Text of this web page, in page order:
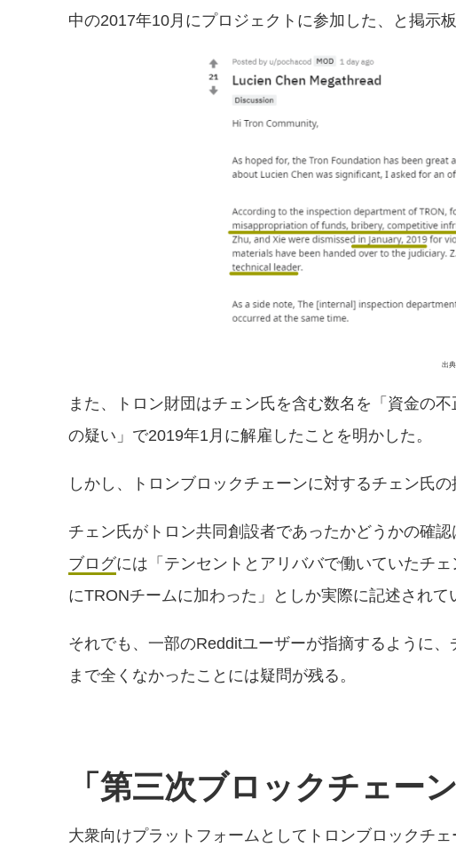
中の2017年10月にプロジェクトに参加した、と掲示板
出
また、トロン財団はチェン氏を含む数名を「資金の
の疑い」で2019年1月に解雇したことを明かした。
しかし、トロンブロックチェーンに対するチェン氏
チェン氏がトロン共同創設者であったかどうかの確
ブログには「テンセントとアリババで働いていたチ
にTRONチームに加わった」としか実際に記述されて
それでも、一部のRedditユーザーが指摘するように
まで全くなかったことには疑問が残る。
「第三次ブロックチェー
大衆向けプラットフォームとしてトロンブロックチ